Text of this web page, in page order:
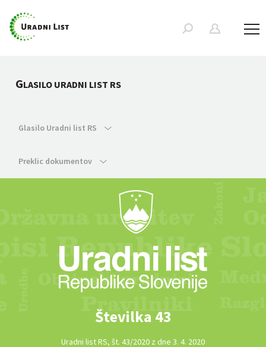
GLASILO URADNI LIST RS
Glasilo Uradni list RS
Preklic dokumentov
Številka 43
Uradni list RS, št. 43/2020 z dne 3. 4. 2020